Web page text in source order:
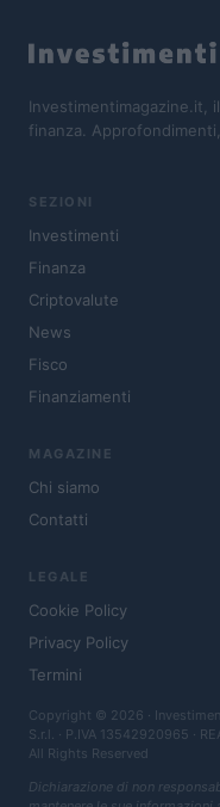
Investimentimagazine.it,
finanza.
SEZIONI
Investimenti
Finanza
Criptovalute
News
Fisco
Finanziamenti
MAGAZINE
Chi siamo
Contatti
LEGALE
Cookie Policy
Privacy Policy
Termini
Copyright © 2026 ·
S.r.l. · P.IVA 13542920965 ·
All Rights Reserved
Dichiarazione di non